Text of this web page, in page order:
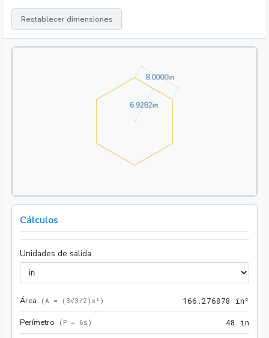
Restablecer dimensiones
8.0000in8.0000in
6.9282in6.9282in
Cálculos
Unidades de salida
Área (A = (3√3/2)s² ) 166 .276878 in²
Perímetro ( P = 6s ) 48 in